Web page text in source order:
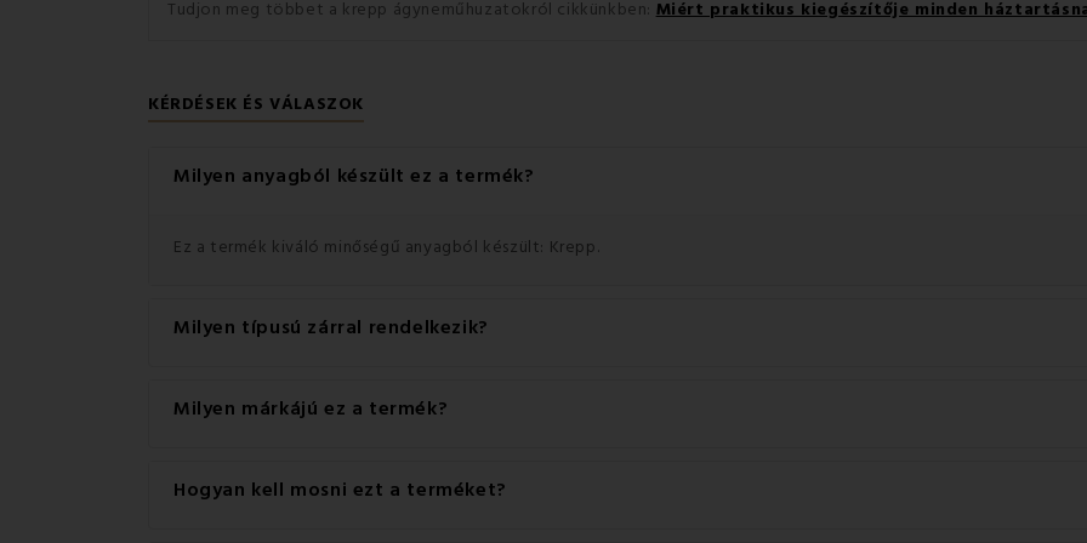
Tudjon meg többet a krepp ágyneműhuzatokról cikkünkben: Miért praktikus kiegészítője minden
KÉRDÉSEK ÉS VÁLASZOK
Milyen anyagból készült ez a termék?
Ez a termék kiváló minőségű anyagból készült: Krepp.
Milyen típusú zárral rendelkezik?
Ez a termék praktikus Cipzár zárral rendelkezik.
Milyen márkájú ez a termék?
Ez a(z) EMI márka eredeti terméke.
Hogyan kell mosni ezt a terméket?